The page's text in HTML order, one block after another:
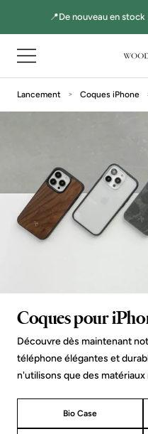
contenu
📍De nouveau en stock
Navigation
Lancement Coques iPhone
Coques pour
Découvre dès maintenant
téléphone élégantes et
n'utilisons que des
durables, fabriqués à la
sécurité. Que tu préfères
Bio Case